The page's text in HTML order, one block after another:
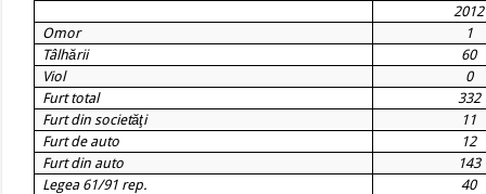
2012
Omor
1
Tâlhării
60
Viol
0
Furt total
332
Furt din societăţi
11
Furt de auto
12
Furt din auto
143
Legea 61/91 rep.
40